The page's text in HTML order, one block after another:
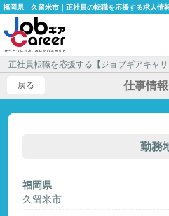
福岡県 久留米市｜正社員の転職を応援する求人情
正社員転職を応援する【ジョブギアキャリ
戻る
仕事情
勤務
福岡県
久留米市